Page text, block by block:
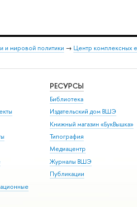
и мировой политики → Центр комплексных
РЕСУРСЫ
Библиотека
Издательский дом ВШЭ
Книжный магазин «БукВышка»
Типография
Медиацентр
Журналы ВШЭ
Публикации